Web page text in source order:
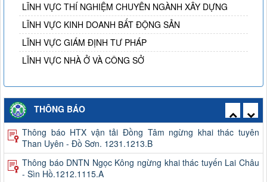
LĨNH VỰC THÍ NGHIỆM CHUYÊN NGÀNH XÂY DỰNG
LĨNH VỰC KINH DOANH BẤT ĐỘNG SẢN
LĨNH VỰC GIÁM ĐỊNH TƯ PHÁP
LĨNH VỰC NHÀ Ở VÀ CÔNG SỞ
THÔNG BÁO
Thông báo công khai việc mua sắm, hình thành tài sản công
năm 2026
Thông báo HTX vận tải Đồng Tâm ngừng khai thác tuyên
Than Uyên - Đồ Sơn. 1231.1213.B
Thông báo DNTN Ngọc Kông ngừng khai thác tuyến Lai Châu
- Sìn Hồ.1212.1115.A